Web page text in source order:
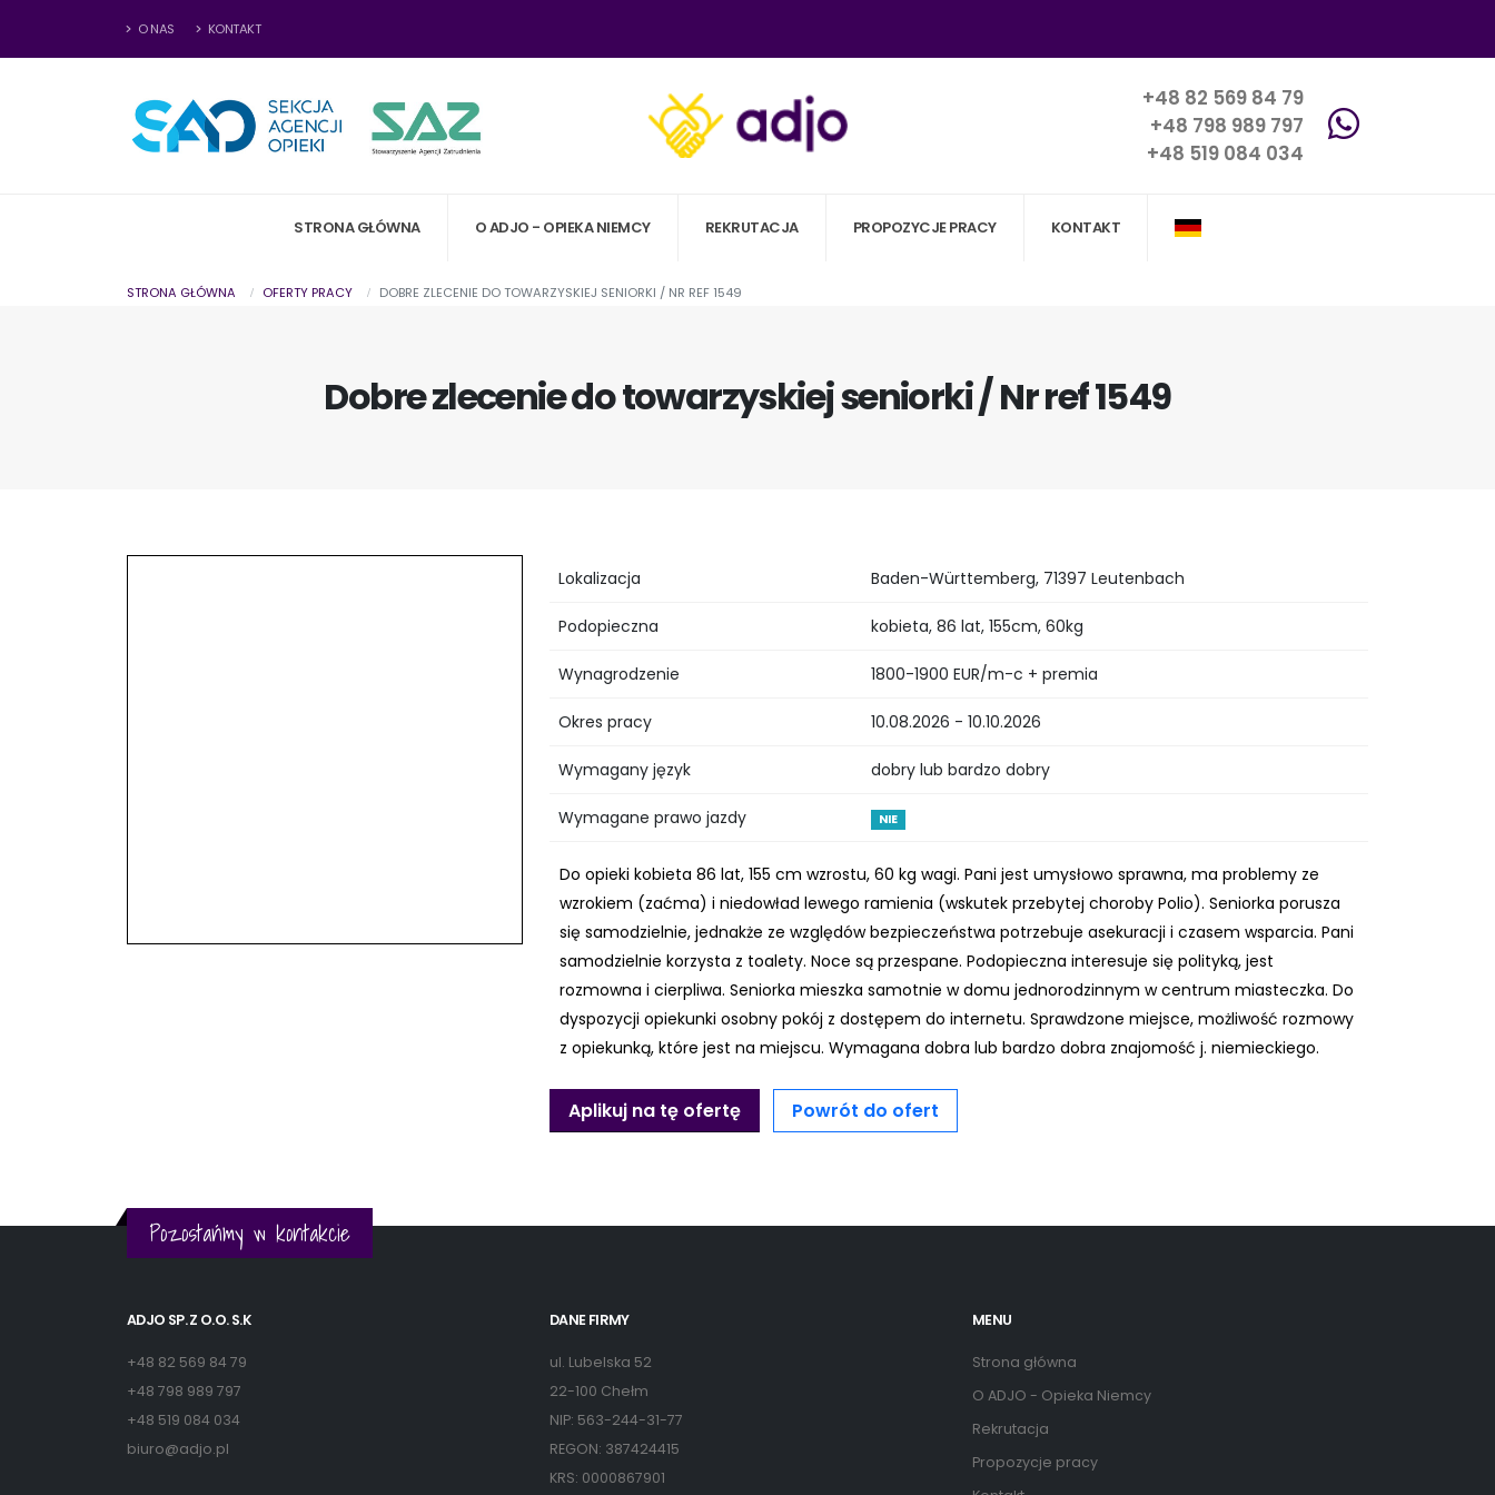
O NAS KONTAKT
+48 82 569 84 79
+48 798 989 797
+48 519 084 034
STRONA GŁÓWNA O ADJO - OPIEKA NIEMCY REKRUTACJA PROPOZYCJE PRACY KONTAKT
STRONA GŁÓWNA OFERTY PRACY DOBRE ZLECENIE DO TOWARZYSKIEJ SENIORKI / NR REF 1549
Dobre zlecenie do towarzyskiej seniorki / Nr ref 1549
Lokalizacja Baden-Württemberg, 71397 Leutenbach
Podopieczna kobieta, 86 lat, 155cm, 60kg
Wynagrodzenie 1800-1900 EUR/m-c + premia
Okres pracy 10.08.2026 - 10.10.2026
Wymagany język dobry lub bardzo dobry
Wymagane prawo jazdy NIE
Do opieki kobieta 86 lat, 155 cm wzrostu, 60 kg wagi. Pani jest umysłowo sprawna, ma problemy ze
wzrokiem (zaćma) i niedowład lewego ramienia (wskutek przebytej choroby Polio). Seniorka porusza
się samodzielnie, jednakże ze względów bezpieczeństwa potrzebuje asekuracji i czasem wsparcia. Pani
samodzielnie korzysta z toalety. Noce są przespane. Podopieczna interesuje się polityką, jest
rozmowna i cierpliwa. Seniorka mieszka samotnie w domu jednorodzinnym w centrum miasteczka. Do
dyspozycji opiekunki osobny pokój z dostępem do internetu. Sprawdzone miejsce, możliwość rozmowy
z opiekunką, które jest na miejscu. Wymagana dobra lub bardzo dobra znajomość j. niemieckiego.
Aplikuj na tę ofertę Powrót do ofert
Pozostańmy w kontakcie
ADJO SP. Z O.O. S.K
+48 82 569 84 79
+48 798 989 797
+48 519 084 034
biuro@adjo.pl
DANE FIRMY
ul. Lubelska 52
22-100 Chełm
NIP: 563-244-31-77
REGON: 387424415
KRS: 0000867901
MENU
Strona główna
O ADJO - Opieka Niemcy
Rekrutacja
Propozycje pracy